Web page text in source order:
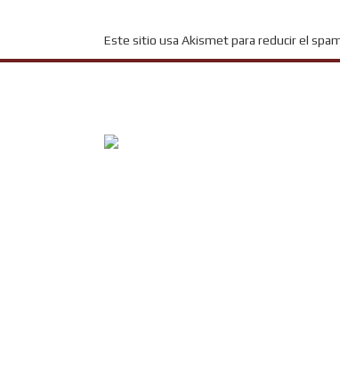
Este sitio usa Akismet para reducir el